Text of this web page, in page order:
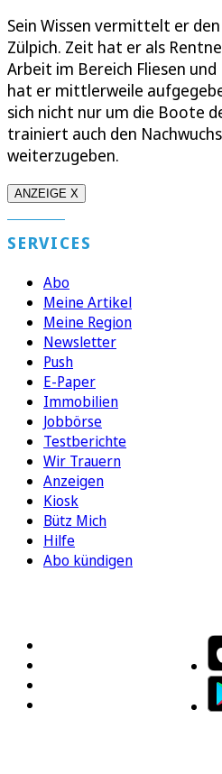
Sein Wissen vermittelt er
Zülpich. Zeit hat er als
Arbeit im Bereich Fliesen
hat er mittlerweile
sich nicht nur um die Boote
trainiert auch den
weiterzugeben.
ANZEIGE X
SERVICES
Abo
Meine Artikel
Meine Region
Newsletter
Push
E-Paper
Immobilien
Jobbörse
Testberichte
Wir Trauern
Anzeigen
Kiosk
Bütz Mich
Hilfe
Abo kündigen